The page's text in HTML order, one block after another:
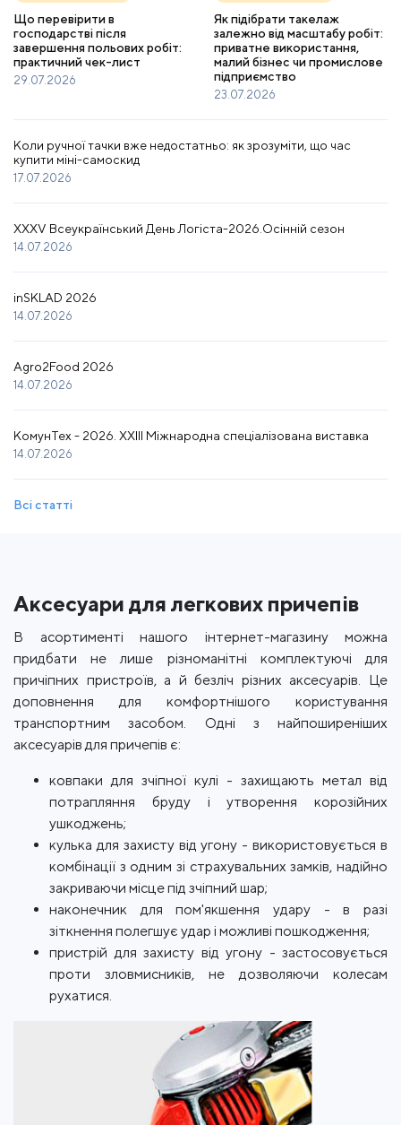
Що перевірити в
господарстві після
завершення польових робіт:
практичний чек-лист
29.07.2026
Як підібрати такелаж
залежно від масштабу робіт:
приватне використання,
малий бізнес чи промислове
підприємство
23.07.2026
Коли ручної тачки вже недостатньо: як зрозуміти, що час
купити міні-самоскид
17.07.2026
XXXV Всеукраїнський День Логіста-2026.Осінній сезон
14.07.2026
inSKLAD 2026
14.07.2026
Agro2Food 2026
14.07.2026
КомунТех - 2026. XXIII Міжнародна спеціалізована виставка
14.07.2026
Всі статті
Аксесуари для легкових причепів
В асортименті нашого інтернет-магазину можна
придбати не лише різноманітні комплектуючі для
причіпних пристроїв, а й безліч різних аксесуарів. Це
доповнення для комфортнішого користування
транспортним засобом. Одні з найпоширеніших
аксесуарів для причепів є:
ковпаки для зчіпної кулі - захищають метал від
потрапляння бруду і утворення корозійних
ушкоджень;
кулька для захисту від угону - використовується в
комбінації з одним зі страхувальних замків, надійно
закриваючи місце під зчіпний шар;
наконечник для пом'якшення удару - в разі
зіткнення полегшує удар і можливі пошкодження;
пристрій для захисту від угону - застосовується
проти зловмисників, не дозволяючи колесам
рухатися.